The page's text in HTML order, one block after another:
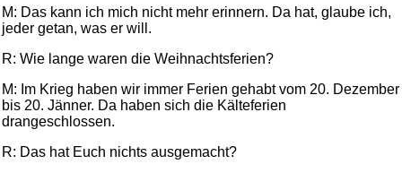
M: Das kann ich mich nicht mehr erinnern. Da hat, glaube ich,
jeder getan, was er will.
R: Wie lange waren die Weihnachtsferien?
M: Im Krieg haben wir immer Ferien gehabt vom 20. Dezember
bis 20. Jänner. Da haben sich die Kälteferien
drangeschlossen.
R: Das hat Euch nichts ausgemacht?